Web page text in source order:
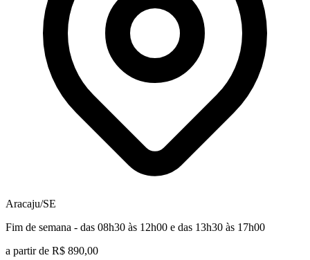
Aracaju/SE
Fim de semana - das 08h30 às 12h00 e das 13h30 às 17h00
a partir de R$ 890,00